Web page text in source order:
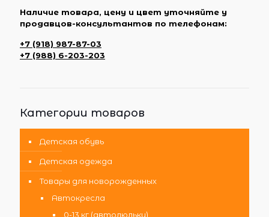
Наличие товара, цену и цвет уточняйте у
продавцов-консультантов по телефонам:
+7 (918) 987-87-03
+7 (988) 6-203-203
Категории товаров
Детская обувь
Детская одежда
Товары для новорожденных
Автокресла
0-13 кг (автолюльки)